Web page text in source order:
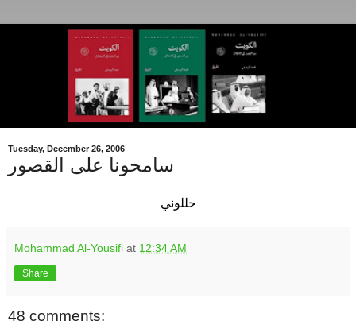
Tuesday, December 26, 2006
سامحونا على القصور
حللوني
Mohammad Al-Yousifi at 12:34 AM
Share
48 comments: